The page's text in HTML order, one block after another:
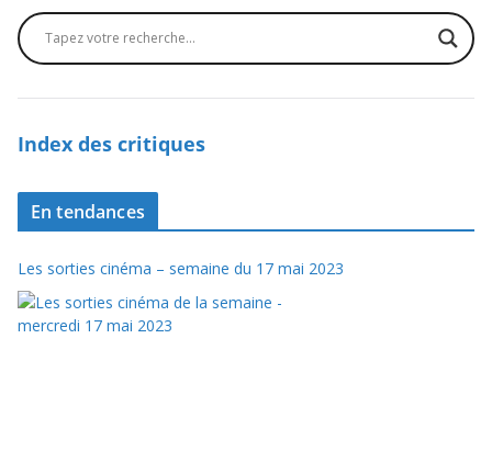
Index des critiques
En tendances
Les sorties cinéma – semaine du 17 mai 2023